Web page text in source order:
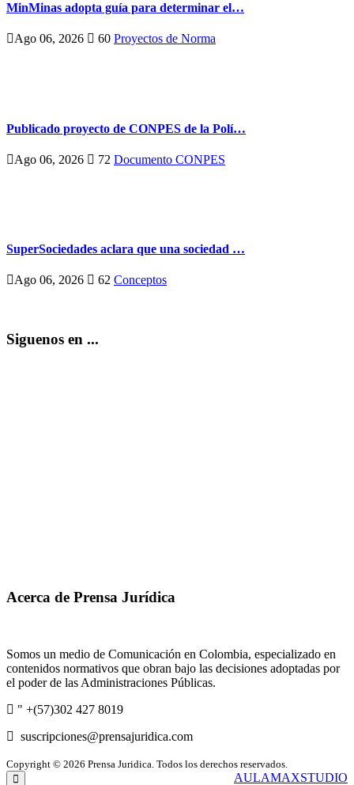
MinMinas adopta guía para determinar el…
Ago 06, 2026 60 Proyectos de Norma
Publicado proyecto de CONPES de la Polí…
Ago 06, 2026 72 Documento CONPES
SuperSociedades aclara que una sociedad …
Ago 06, 2026 62 Conceptos
Siguenos en ...
Acerca de Prensa Jurídica
Somos un medio de Comunicación en Colombia, especializado en
contenidos normativos que obran bajo las decisiones adoptadas por
el poder de las Administraciones Públicas.
" +(57)302 427 8019
suscripciones@prensajuridica.com
Copyright © 2026 Prensa Juridica. Todos los derechos reservados.
AULAMAXSTUDIO